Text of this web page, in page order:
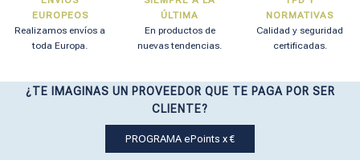
EUROPEOS
Realizamos envíos a
toda Europa.
ÚLTIMA
En productos de
nuevas tendencias.
NORMATIVAS
Calidad y seguridad
certificadas.
¿TE IMAGINAS UN PROVEEDOR QUE TE PAGA POR SER
CLIENTE?
PROGRAMA ePoints x €